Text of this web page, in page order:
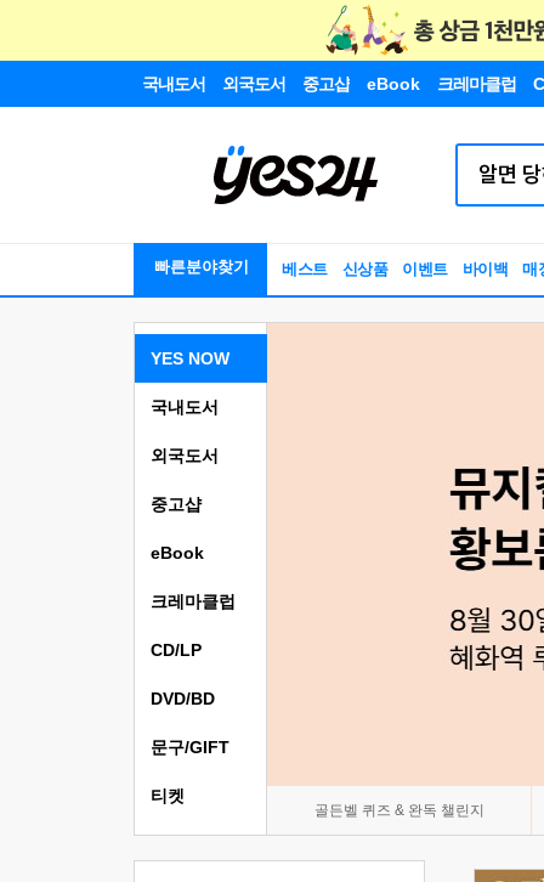
국내도서 외국도서 중고샵 eBook 크레마클럽
빠른분야찾기 베스트 신상품 이벤트 바이백 매
YES NOW
골든벨 퀴즈 & 완독 챌린지
국내도서
외국도서
중고샵
eBook
크레마클럽
CD/LP
DVD/BD
문구/GIFT
티켓